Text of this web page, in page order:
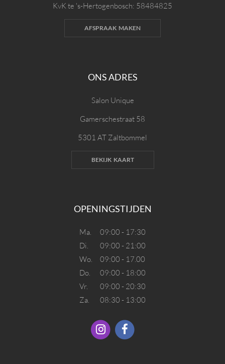
KvK te 's-Hertogenbosch: 58484825
AFSPRAAK MAKEN
ONS ADRES
Salon Unique
Gamerschestraat 58
5301 AT Zaltbommel
BEKIJK KAART
OPENINGSTIJDEN
Ma.
09:00 - 17:30
Di.
09:00 - 21:00
Wo.
09:00 - 17.00
Do.
09:00 - 18:00
Vr.
09:00 - 20:30
Za.
08:30 - 13:00